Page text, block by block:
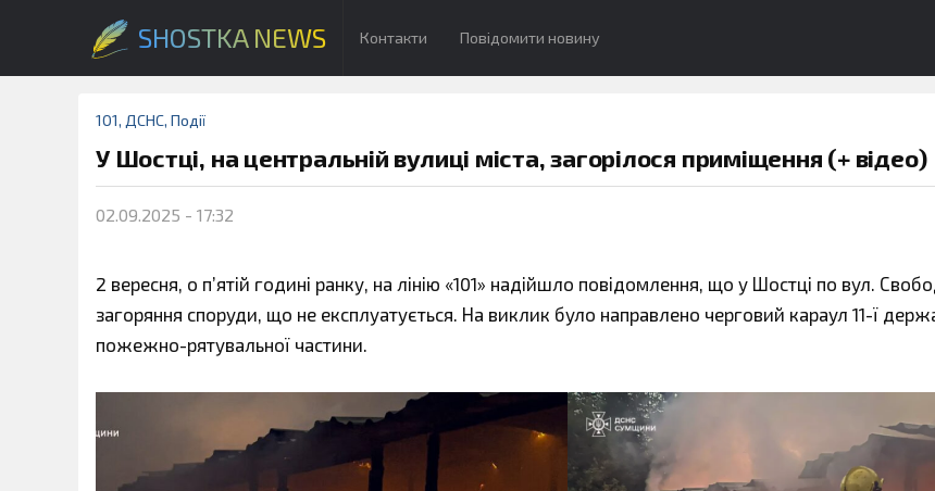
SHOSTKA NEWS Контакти Повідомити новину
101, ДСНС, Події
У Шостці, на центральній вулиці міста, загорілося приміщення (+ відео)
02.09.2025 - 17:32
2 вересня, о п’ятій годині ранку, на лінію «101» надійшло повідомлення, що у Шостці по вул.
загоряння споруди, що не експлуатується. На виклик було направлено черговий караул 11-ї
пожежно-рятувальної частини.